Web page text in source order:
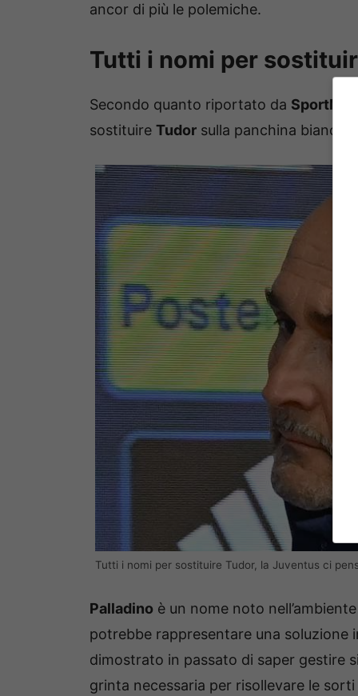
ancor di più le polemiche.
Tutti i nomi per
Secondo quanto riportato da
sostituire Tudor sulla panchina
Tutti i nomi per sostituire Tudor, la Juventus ci
Palladino è un nome noto
potrebbe rappresentare una soluzione
dimostrato in passato di saper gestire
grinta necessaria per risollevare le